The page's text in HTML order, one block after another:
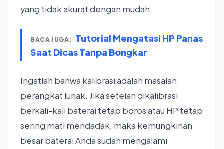
yang tidak akurat dengan mudah.
BACA JUGA:
Tutorial Mengatasi HP Panas
Saat Dicas Tanpa Bongkar
Ingatlah bahwa kalibrasi adalah masalah
perangkat lunak. Jika setelah dikalibrasi
berkali-kali baterai tetap boros atau HP tetap
sering mati mendadak, maka kemungkinan
besar baterai Anda sudah mengalami